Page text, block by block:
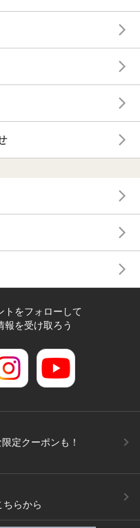
トをフォローして
報を受け取ろう
定クーポンも！
らから